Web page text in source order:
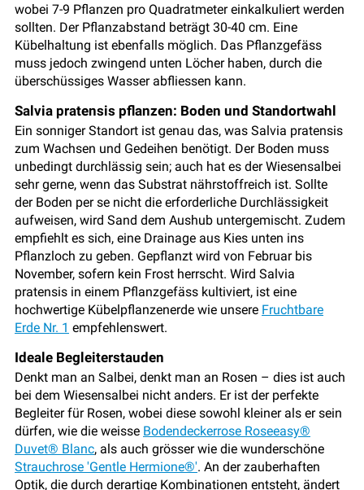
wobei 7-9 Pflanzen pro Quadratmeter einkalkuliert werden
sollten. Der Pflanzabstand beträgt 30-40 cm. Eine
Kübelhaltung ist ebenfalls möglich. Das Pflanzgefäss
muss jedoch zwingend unten Löcher haben, durch die
überschüssiges Wasser abfliessen kann.
Salvia pratensis pflanzen: Boden und Standortwahl
Ein sonniger Standort ist genau das, was Salvia pratensis
zum Wachsen und Gedeihen benötigt. Der Boden muss
unbedingt durchlässig sein; auch hat es der Wiesensalbei
sehr gerne, wenn das Substrat nährstoffreich ist. Sollte
der Boden per se nicht die erforderliche Durchlässigkeit
aufweisen, wird Sand dem Aushub untergemischt. Zudem
empfiehlt es sich, eine Drainage aus Kies unten ins
Pflanzloch zu geben. Gepflanzt wird von Februar bis
November, sofern kein Frost herrscht. Wird Salvia
pratensis in einem Pflanzgefäss kultiviert, ist eine
hochwertige Kübelpflanzenerde wie unsere Fruchtbare
Erde Nr. 1 empfehlenswert.
Ideale Begleiterstauden
Denkt man an Salbei, denkt man an Rosen – dies ist auch
bei dem Wiesensalbei nicht anders. Er ist der perfekte
Begleiter für Rosen, wobei diese sowohl kleiner als er sein
dürfen, wie die weisse Bodendeckerrose Roseeasy®
Duvet® Blanc, als auch grösser wie die wunderschöne
Strauchrose 'Gentle Hermione®'. An der zauberhaften
Optik, die durch derartige Kombinationen entsteht, ändert